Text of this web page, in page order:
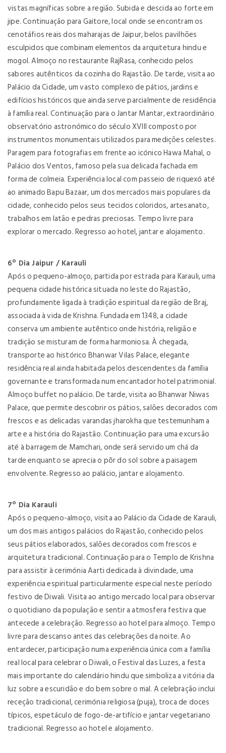
vistas magníficas sobre a região. Subida e descida ao forte em
jipe. Continuação para Gaitore, local onde se encontram os
cenotáfios reais dos maharajas de Jaipur, belos pavilhões
esculpidos que combinam elementos da arquitetura hindu e
mogol. Almoço no restaurante RajRasa, conhecido pelos
sabores autênticos da cozinha do Rajastão. De tarde, visita ao
Palácio da Cidade, um vasto complexo de pátios, jardins e
edifícios históricos que ainda serve parcialmente de residência
à família real. Continuação para o Jantar Mantar, extraordinário
observatório astronómico do século XVIII composto por
instrumentos monumentais utilizados para medições celestes.
Paragem para fotografias em frente ao icónico Hawa Mahal, o
Palácio dos Ventos, famoso pela sua delicada fachada em
forma de colmeia. Experiência local com passeio de riquexó até
ao animado Bapu Bazaar, um dos mercados mais populares da
cidade, conhecido pelos seus tecidos coloridos, artesanato,
trabalhos em latão e pedras preciosas. Tempo livre para
explorar o mercado. Regresso ao hotel, jantar e alojamento.
6º Dia Jaipur / Karauli
Após o pequeno-almoço, partida por estrada para Karauli, uma
pequena cidade histórica situada no leste do Rajastão,
profundamente ligada à tradição espiritual da região de Braj,
associada à vida de Krishna. Fundada em 1348, a cidade
conserva um ambiente autêntico onde história, religião e
tradição se misturam de forma harmoniosa. À chegada,
transporte ao histórico Bhanwar Vilas Palace, elegante
residência real ainda habitada pelos descendentes da família
governante e transformada num encantador hotel patrimonial.
Almoço buffet no palácio. De tarde, visita ao Bhanwar Niwas
Palace, que permite descobrir os pátios, salões decorados com
frescos e as delicadas varandas jharokha que testemunham a
arte e a história do Rajastão. Continuação para uma excursão
até à barragem de Mamchari, onde será servido um chá da
tarde enquanto se aprecia o pôr do sol sobre a paisagem
envolvente. Regresso ao palácio, jantar e alojamento.
7º Dia Karauli
Após o pequeno-almoço, visita ao Palácio da Cidade de Karauli,
um dos mais antigos palácios do Rajastão, conhecido pelos
seus pátios elaborados, salões decorados com frescos e
arquitetura tradicional. Continuação para o Templo de Krishna
para assistir à cerimónia Aarti dedicada à divindade, uma
experiência espiritual particularmente especial neste período
festivo de Diwali. Visita ao antigo mercado local para observar
o quotidiano da população e sentir a atmosfera festiva que
antecede a celebração. Regresso ao hotel para almoço. Tempo
livre para descanso antes das celebrações da noite. Ao
entardecer, participação numa experiência única com a família
real local para celebrar o Diwali, o Festival das Luzes, a festa
mais importante do calendário hindu que simboliza a vitória da
luz sobre a escuridão e do bem sobre o mal. A celebração inclui
receção tradicional, cerimónia religiosa (puja), troca de doces
típicos, espetáculo de fogo-de-artifício e jantar vegetariano
tradicional. Regresso ao hotel e alojamento.